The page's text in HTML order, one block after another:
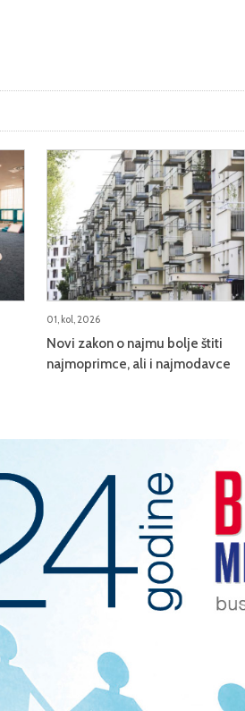
01, kol, 2026
Novi zakon o najmu bolje štiti
najmoprimce, ali i najmodavce